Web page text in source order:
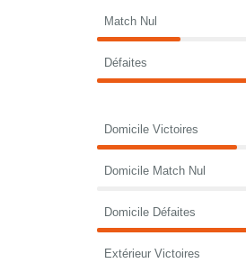
Match Nul
Défaites
Domicile Victoires
Domicile Match Nul
Domicile Défaites
Extérieur Victoires